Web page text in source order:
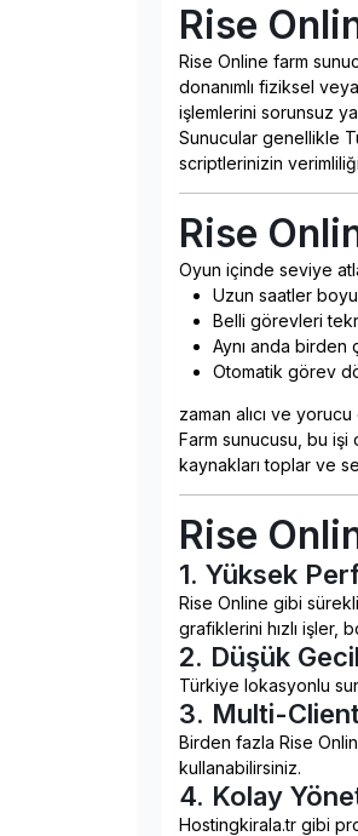
Rise
Rise Online farm
donanımlı fiziksel
işlemlerini sorunsuz
Sunucular genellikle
scriptlerinizin
Rise
Oyun içinde seviye
Uzun saatler
Belli görevleri
Aynı anda birden
Otomatik görev
zaman alıcı ve yorucu
Farm sunucusu, bu
kaynakları toplar ve
Rise
1. Yüksek
Rise Online gibi
grafiklerini hızlı işler,
2. Düşük
Türkiye lokasyonlu
3. Multi-
Birden fazla Rise
kullanabilirsiniz.
4. Kolay
Hostingkirala.tr gibi